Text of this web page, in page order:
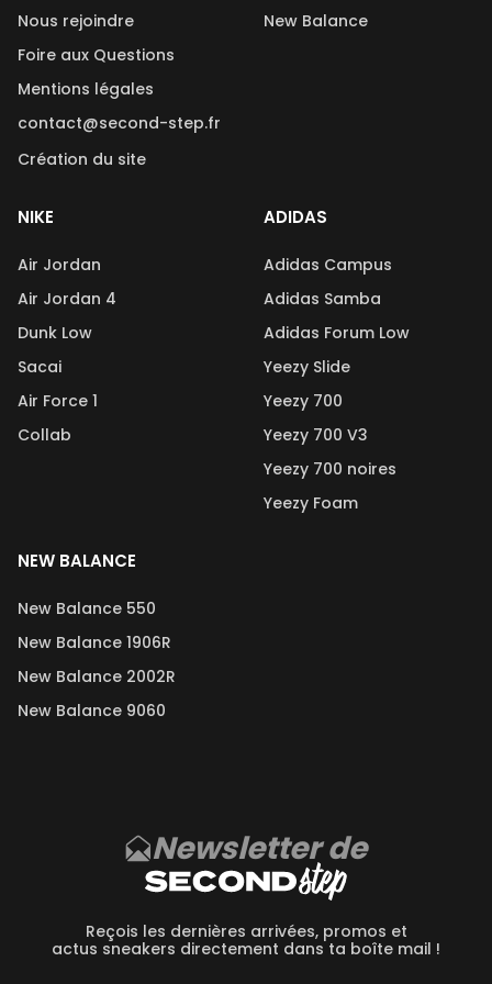
Nous rejoindre
Foire aux Questions
Mentions légales
contact@second-step.fr
Création du site
New Balance
NIKE
Air Jordan
Air Jordan 4
Dunk Low
Sacai
Air Force 1
Collab
ADIDAS
Adidas Campus
Adidas Samba
Adidas Forum Low
Yeezy Slide
Yeezy 700
Yeezy 700 V3
Yeezy 700 noires
Yeezy Foam
NEW BALANCE
New Balance 550
New Balance 1906R
New Balance 2002R
New Balance 9060
Newsletter de
Reçois les dernières arrivées, promos et
actus sneakers directement dans ta boîte mail !